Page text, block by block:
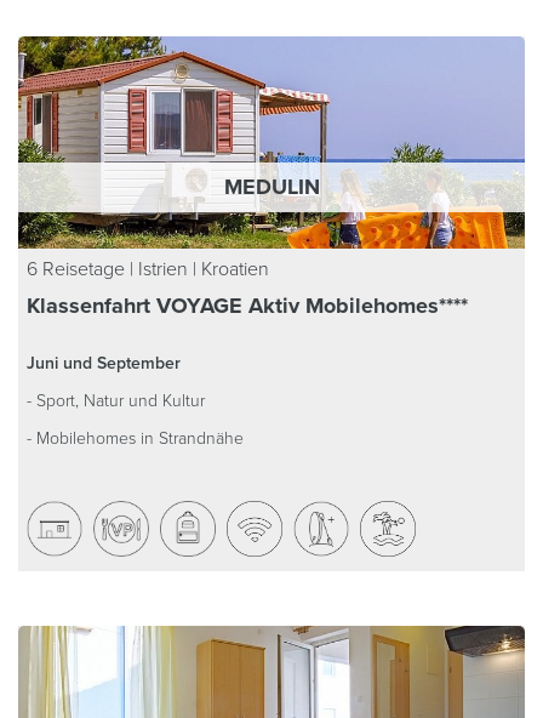
MEDULIN
6 Reisetage | Istrien | Kroatien
Klassenfahrt VOYAGE Aktiv Mobilehomes****
Juni und September
- Sport, Natur und Kultur
- Mobilehomes in Strandnähe